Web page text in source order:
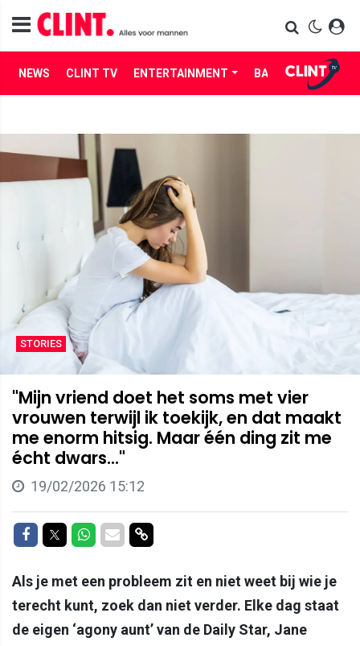
NEWS CLINT TV ENTERTAINMENT BABES LIFE
STORIES
"Mijn vriend doet het soms met vier
vrouwen terwijl ik toekijk, en dat maakt
me enorm hitsig. Maar één ding zit me
écht dwars..."
19/02/2026 15:12
Delen op Facebook
Delen op Twitter
Delen op Whatsapp
Delen via Mail
Delen via link
Als je met een probleem zit en niet weet bij wie je
terecht kunt, zoek dan niet verder. Elke dag staat
de eigen ‘agony aunt’ van de Daily Star, Jane